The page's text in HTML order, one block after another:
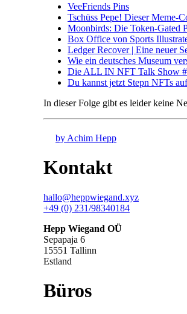
VeeFriends Pins
Tschüss Pepe! Dieser Meme-
Moonbirds: Die Token-Gated
Box Office von Sports
Ledger Recover | Eine neuer
Wie ein deutsches Museum
Die ALL IN NFT Talk Show
Du kannst jetzt Stepn NFTs
In dieser Folge gibt es leider keine
by Achim Hepp
Kontakt
hallo@heppwiegand.xyz
+49 (0) 231/98340184
Hepp Wiegand OÜ
Sepapaja 6
15551 Tallinn
Estland
Büros